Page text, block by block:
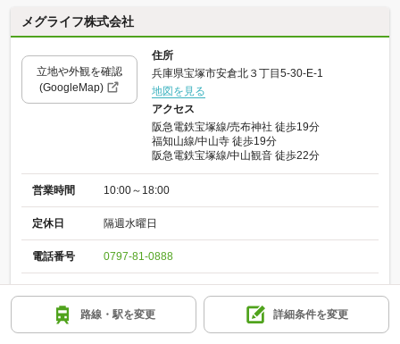
メグライフ株式会社
立地や外観を確認
(GoogleMap)
住所
兵庫県宝塚市安倉北３丁目5-30-E-1
地図を見る
アクセス
阪急電鉄宝塚線/売布神社 徒歩19分
福知山線/中山寺 徒歩19分
阪急電鉄宝塚線/中山観音 徒歩22分
営業時間 10:00～18:00
定休日 隔週水曜日
電話番号 0797-81-0888
詳細を見る
路線・駅を変更 詳細条件を変更